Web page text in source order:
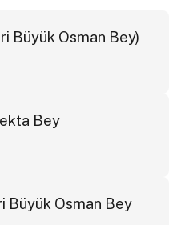
Büyük Osman Bey)
Bey
Büyük Osman Bey